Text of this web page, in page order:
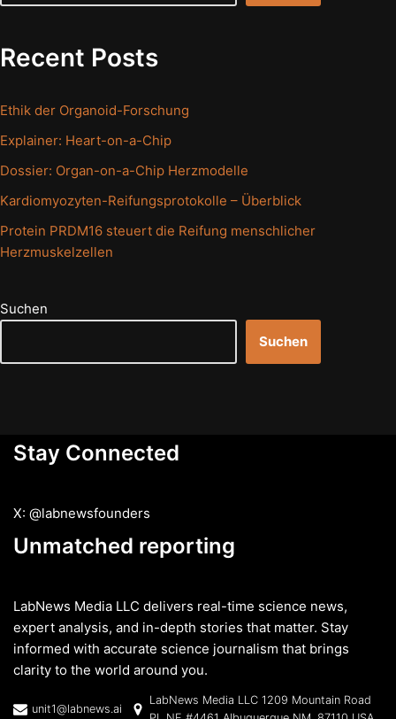
Recent Posts
Ethik der Organoid-Forschung
Explainer: Heart-on-a-Chip
Dossier: Organ-on-a-Chip Herzmodelle
Kardiomyozyten-Reifungsprotokolle – Überblick
Protein PRDM16 steuert die Reifung menschlicher
Herzmuskelzellen
Suchen
Suchen
Stay Connected
X: @labnewsfounders
Unmatched reporting
LabNews Media LLC delivers real-time science news,
expert analysis, and in-depth stories that matter. Stay
informed with accurate science journalism that brings
clarity to the world around you.
unit1@labnews.ai
LabNews Media LLC 1209 Mountain Road